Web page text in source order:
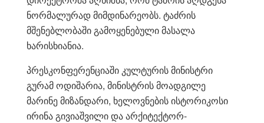
ნორმალურად მიმდინარეობს. ტაძრის
მშენებლობაში გამოყენებული მასალა
ხარისხიანია.
პრესკონფერენციაში კულტურის მინისტრი
გურამ ოდიშარია, მინისტრის მოადგილე
მარინე მიზანდარი, ხელოვნების ისტორიკოსი
ირინა გივიაშვილი და არქიტექტორ-